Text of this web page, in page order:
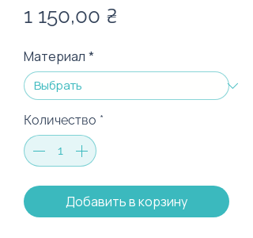
1 150,00 ₴
Материал *
Количество *
Добавить в корзину